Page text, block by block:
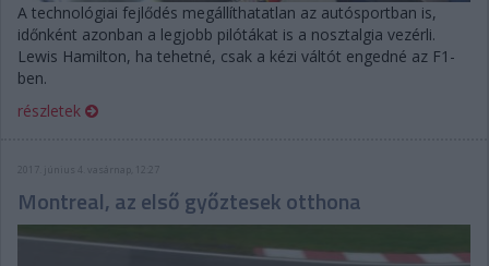
A technológiai fejlődés megállíthatatlan az autósportban is,
időnként azonban a legjobb pilótákat is a nosztalgia vezérli.
Lewis Hamilton, ha tehetné, csak a kézi váltót engedné az F1-
ben.
részletek
2017. június 4. vasárnap, 12:27
Montreal, az első győztesek otthona